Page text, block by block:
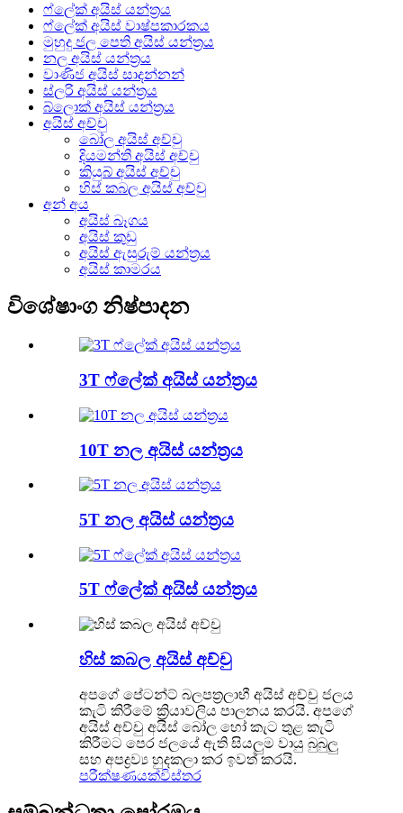
ෆ්ලේක් අයිස් යන්ත්‍රය
ෆ්ලේක් අයිස් වාෂ්පකාරකය
මුහුදු ජල පෙති අයිස් යන්ත්‍රය
නල අයිස් යන්ත්‍රය
වාණිජ අයිස් සාදන්නන්
ස්ලරි අයිස් යන්ත්‍රය
බ්ලොක් අයිස් යන්ත්‍රය
අයිස් අච්චු
බෝල අයිස් අච්චු
දියමන්ති අයිස් අච්චු
කියුබ් අයිස් අච්චු
හිස් කබල අයිස් අච්චු
අන් අය
අයිස් බෑගය
අයිස් කුඩු
අයිස් ඇසුරුම් යන්ත්‍රය
අයිස් කාමරය
විශේෂාංග නිෂ්පාදන
3T ෆ්ලේක් අයිස් යන්ත්‍රය
10T නල අයිස් යන්ත්‍රය
5T නල අයිස් යන්ත්‍රය
5T ෆ්ලේක් අයිස් යන්ත්‍රය
හිස් කබල අයිස් අච්චු
අපගේ පේටන්ට් බලපත්‍රලාභී අයිස් අච්චු ජලය
කැටි කිරීමේ ක්‍රියාවලිය පාලනය කරයි. අපගේ
අයිස් අච්චු අයිස් බෝල හෝ කැට තුළ කැටි
කිරීමට පෙර ජලයේ ඇති සියලුම වායු බුබුලු
සහ අපද්‍රව්‍ය හුදකලා කර ඉවත් කරයි.
පරීක්ෂණයක්විස්තර